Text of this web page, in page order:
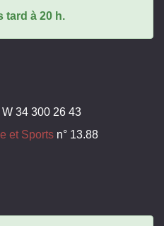
tard à 20 h.
W 34 300 26 43
et Sports n° 13.88